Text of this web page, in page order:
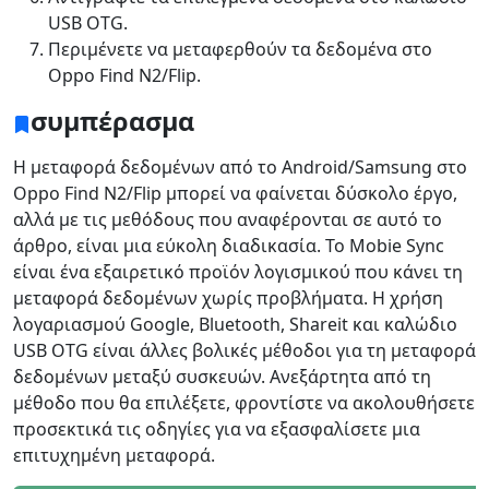
USB OTG.
Περιμένετε να μεταφερθούν τα δεδομένα στο
Oppo Find N2/Flip.
συμπέρασμα
Η μεταφορά δεδομένων από το Android/Samsung στο
Oppo Find N2/Flip μπορεί να φαίνεται δύσκολο έργο,
αλλά με τις μεθόδους που αναφέρονται σε αυτό το
άρθρο, είναι μια εύκολη διαδικασία. Το Mobie Sync
είναι ένα εξαιρετικό προϊόν λογισμικού που κάνει τη
μεταφορά δεδομένων χωρίς προβλήματα. Η χρήση
λογαριασμού Google, Bluetooth, Shareit και καλώδιο
USB OTG είναι άλλες βολικές μέθοδοι για τη μεταφορά
δεδομένων μεταξύ συσκευών. Ανεξάρτητα από τη
μέθοδο που θα επιλέξετε, φροντίστε να ακολουθήσετε
προσεκτικά τις οδηγίες για να εξασφαλίσετε μια
επιτυχημένη μεταφορά.